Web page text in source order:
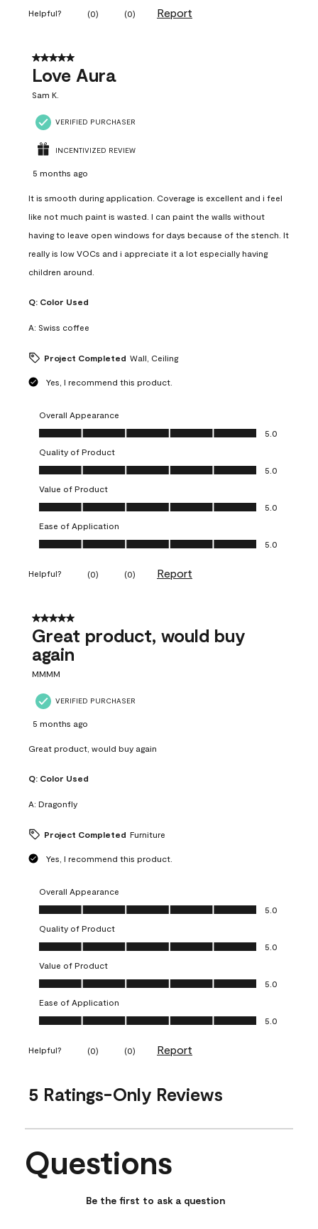
Helpful? (0) (0) Report
5 out of 5 stars.
Love Aura
Sam K.
VERIFIED PURCHASER
INCENTIVIZED REVIEW
5 months ago
It is smooth during application. Coverage is excellent and i feel
like not much paint is wasted. I can paint the walls without
having to leave open windows for days because of the stench. It
really is low VOCs and i appreciate it a lot especially having
children around.
Q: Color Used
A: Swiss coffee
Project Completed Wall, Ceiling
Yes, I recommend this product.
Overall Appearance
Overall Appearance, 5.0 out of 5
5.0
Quality of Product
Quality of Product, 5.0 out of 5
5.0
Value of Product
Value of Product, 5.0 out of 5
5.0
Ease of Application
Ease of Application, 5.0 out of 5
5.0
Helpful? (0) (0) Report
5 out of 5 stars.
Great product, would buy
again
MMMM
VERIFIED PURCHASER
5 months ago
Great product, would buy again
Q: Color Used
A: Dragonfly
Project Completed Furniture
Yes, I recommend this product.
Overall Appearance
Overall Appearance, 5.0 out of 5
5.0
Quality of Product
Quality of Product, 5.0 out of 5
5.0
Value of Product
Value of Product, 5.0 out of 5
5.0
Ease of Application
Ease of Application, 5.0 out of 5
5.0
Helpful? (0) (0) Report
5 Ratings-Only Reviews
No questions have been asked about this product.
Questions
Be the first to ask a question